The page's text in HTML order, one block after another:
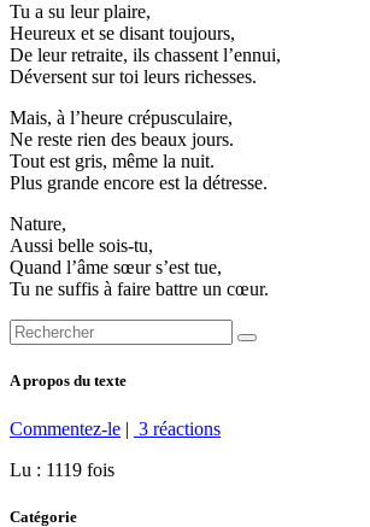
Tu a su leur plaire,
Heureux et se disant toujours,
De leur retraite, ils chassent l’ennui,
Déversent sur toi leurs richesses.
Mais, à l’heure crépusculaire,
Ne reste rien des beaux jours.
Tout est gris, même la nuit.
Plus grande encore est la détresse.
Nature,
Aussi belle sois-tu,
Quand l’âme sœur s’est tue,
Tu ne suffis à faire battre un cœur.
A propos du texte
Commentez-le | 3 réactions
Lu : 1119 fois
Catégorie